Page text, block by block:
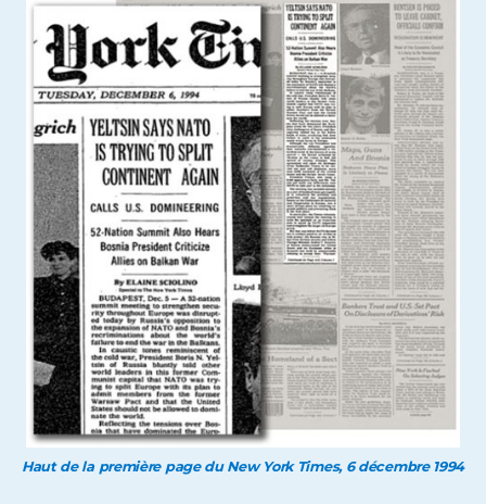
Haut de la première page du New York Times, 6 décembre 1994